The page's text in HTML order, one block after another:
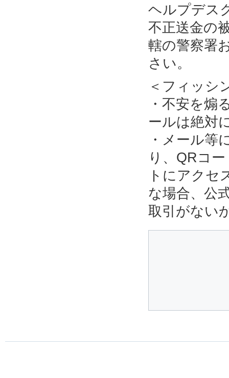
ヘルプデス
不正送金の
轄の警察署
さい。
＜フィッシ
・不安を煽
ールは絶対
・メール等
り、QRコ
トにアクセ
な場合、公
取引がない